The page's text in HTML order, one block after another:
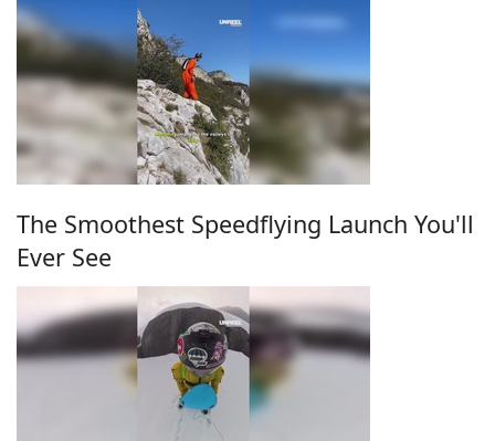
The Smoothest Speedflying Launch You'll
Ever See